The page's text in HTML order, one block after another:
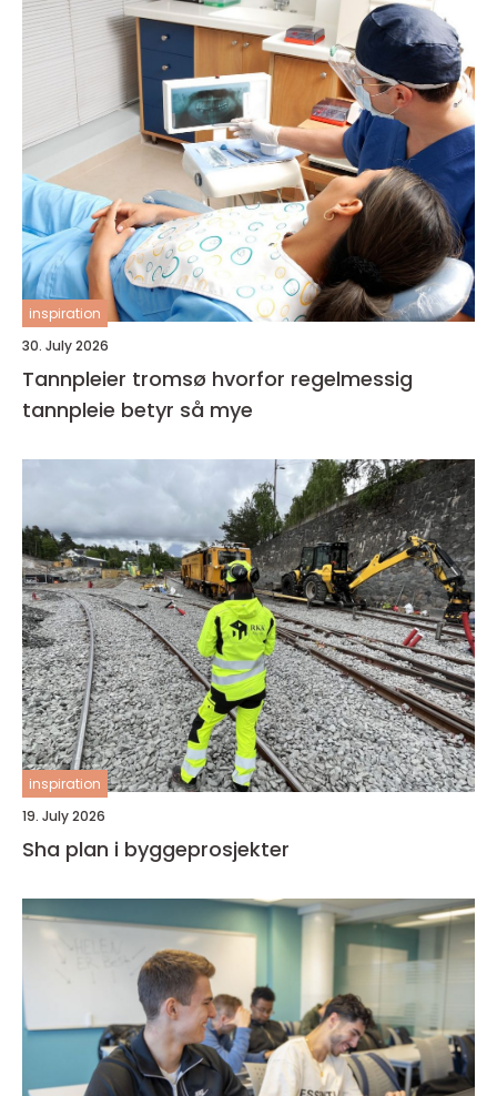
inspiration
30. July 2026
Tannpleier tromsø hvorfor regelmessig
tannpleie betyr så mye
inspiration
19. July 2026
Sha plan i byggeprosjekter